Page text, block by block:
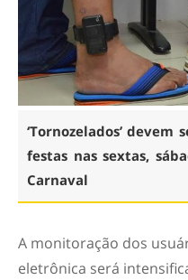
‘Tornozelados’
festas nas sextas,
Carnaval
A monitoração dos
eletrônica será